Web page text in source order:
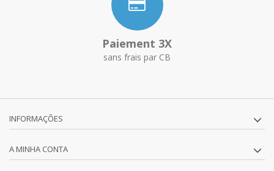
Paiement 3X
sans frais par CB
INFORMAÇÕES
A MINHA CONTA